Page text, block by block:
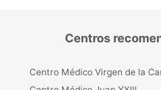
Centros
Centro Médico Virgen de la